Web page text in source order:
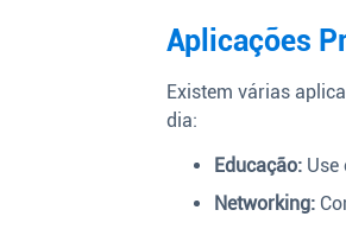
Aplicações
Existem várias
dia:
Educação: Use
Networking: